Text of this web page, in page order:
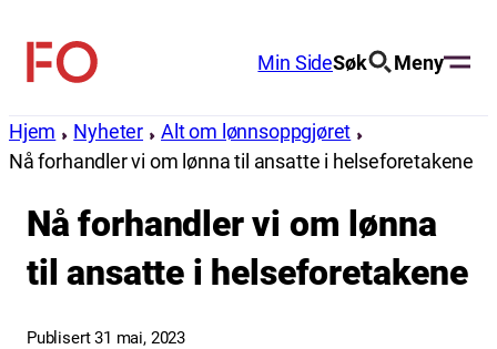
innhold
FO
Min SideSøk Meny
Hjem Nyheter
Alt om lønnsoppgjøret
Nå forhandler vi om lønna til ansatte i helseforetakene
Nå forhandler vi om lønna
til ansatte i helseforetakene
Publisert 31 mai, 2023